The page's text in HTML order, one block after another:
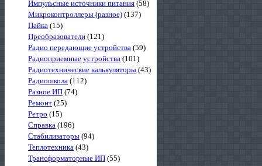
Импульсные источники питания (58)
Микроконтроллеры (разное) (137)
Пайка (15)
Преобразователи (121)
Радио передающие устройства (59)
Радиоприемные устройства (101)
Радиотехнические калькуляторы (43)
Радиошкола (112)
Разное ИП (74)
Ремонт (25)
Ретро (15)
Справка (196)
Стабилизаторы (94)
Теплотехника (43)
Трансформаторные ИП (55)